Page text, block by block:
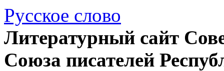
Русское слово
Литературный сайт
Союза писателей